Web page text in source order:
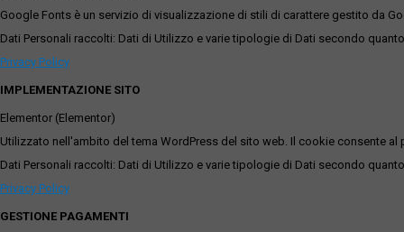
Google Fonts è un servizio di visualizzazione di stili di carattere gestito da
Dati Personali raccolti: Dati di Utilizzo e varie tipologie di Dati secondo
Privacy Policy
IMPLEMENTAZIONE SITO
Elementor (Elementor)
Utilizzato nell'ambito del tema WordPress del sito web. Il cookie consente
Dati Personali raccolti: Dati di Utilizzo e varie tipologie di Dati secondo
Privacy Policy
GESTIONE PAGAMENTI